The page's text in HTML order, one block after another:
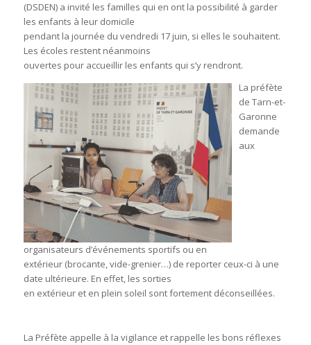
(DSDEN) a invité les familles qui en ont la possibilité à garder
les enfants à leur domicile
pendant la journée du vendredi 17 juin, si elles le souhaitent.
Les écoles restent néanmoins
ouvertes pour accueillir les enfants qui s’y rendront.
La préfète
de Tarn-et-
Garonne
demande
aux
organisateurs d’événements sportifs ou en
extérieur (brocante, vide-grenier…) de reporter ceux-ci à une
date ultérieure. En effet, les sorties
en extérieur et en plein soleil sont fortement déconseillées.
La Préfète appelle à la vigilance et rappelle les bons réflexes